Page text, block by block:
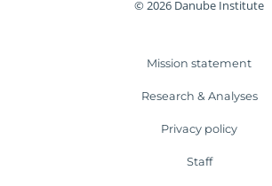
© 2026 Danube Institute
Mission statement
Research & Analyses
Privacy policy
Staff